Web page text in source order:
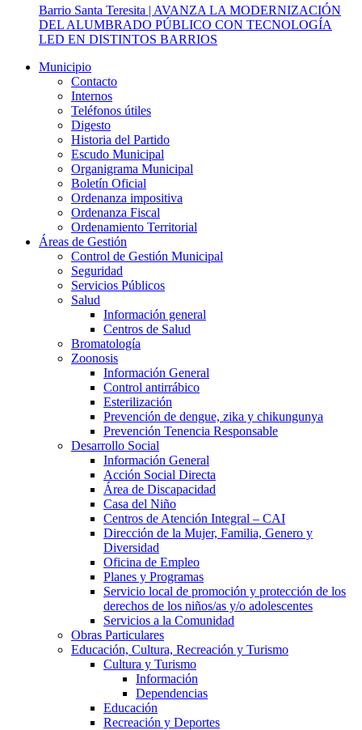
Barrio Santa Teresita | AVANZA LA MODERNIZACIÓN
DEL ALUMBRADO PÚBLICO CON TECNOLOGÍA
LED EN DISTINTOS BARRIOS
Municipio
Contacto
Internos
Teléfonos útiles
Digesto
Historia del Partido
Escudo Municipal
Organigrama Municipal
Boletín Oficial
Ordenanza impositiva
Ordenanza Fiscal
Ordenamiento Territorial
Áreas de Gestión
Control de Gestión Municipal
Seguridad
Servicios Públicos
Salud
Información general
Centros de Salud
Bromatología
Zoonosis
Información General
Control antirrábico
Esterilización
Prevención de dengue, zika y chikungunya
Prevención Tenencia Responsable
Desarrollo Social
Información General
Acción Social Directa
Área de Discapacidad
Casa del Niño
Centros de Atención Integral – CAI
Dirección de la Mujer, Familia, Genero y
Diversidad
Oficina de Empleo
Planes y Programas
Servicio local de promoción y protección de los
derechos de los niños/as y/o adolescentes
Servicios a la Comunidad
Obras Particulares
Educación, Cultura, Recreación y Turismo
Cultura y Turismo
Información
Dependencias
Educación
Recreación y Deportes